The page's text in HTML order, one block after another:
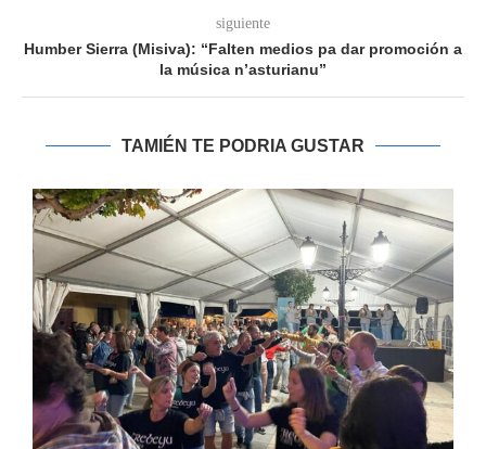
siguiente
Humber Sierra (Misiva): “Falten medios pa dar promoción a
la música n’asturianu”
TAMIÉN TE PODRIA GUSTAR